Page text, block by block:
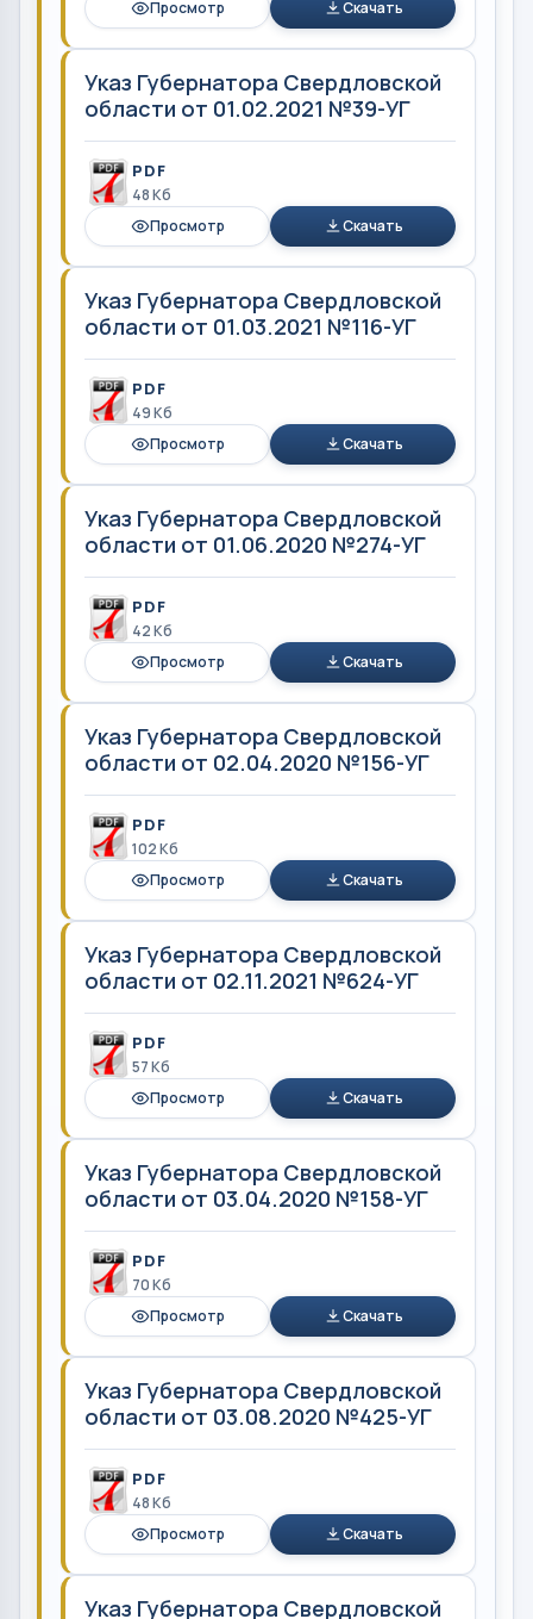
Просмотр
Скачать
Указ Губернатора Свердловской
области от 01.02.2021 №39-УГ
PDF
48 Кб
Просмотр
Скачать
Указ Губернатора Свердловской
области от 01.03.2021 №116-УГ
PDF
49 Кб
Просмотр
Скачать
Указ Губернатора Свердловской
области от 01.06.2020 №274-УГ
PDF
42 Кб
Просмотр
Скачать
Указ Губернатора Свердловской
области от 02.04.2020 №156-УГ
PDF
102 Кб
Просмотр
Скачать
Указ Губернатора Свердловской
области от 02.11.2021 №624-УГ
PDF
57 Кб
Просмотр
Скачать
Указ Губернатора Свердловской
области от 03.04.2020 №158-УГ
PDF
70 Кб
Просмотр
Скачать
Указ Губернатора Свердловской
области от 03.08.2020 №425-УГ
PDF
48 Кб
Просмотр
Скачать
Указ Губернатора Свердловской